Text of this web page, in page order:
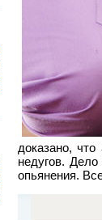
доказано,
недугов.
опьянения.